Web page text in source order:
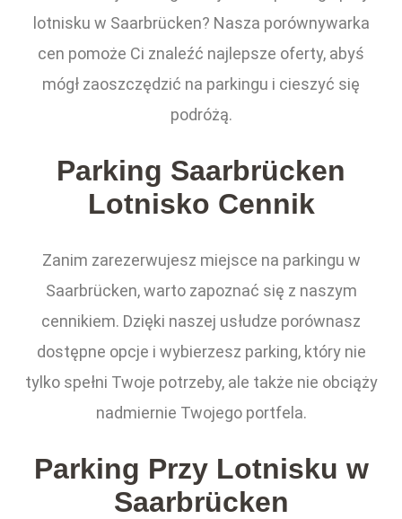
lotnisku w Saarbrücken? Nasza porównywarka
cen pomoże Ci znaleźć najlepsze oferty, abyś
mógł zaoszczędzić na parkingu i cieszyć się
podróżą.
Parking Saarbrücken
Lotnisko Cennik
Zanim zarezerwujesz miejsce na parkingu w
Saarbrücken, warto zapoznać się z naszym
cennikiem. Dzięki naszej usłudze porównasz
dostępne opcje i wybierzesz parking, który nie
tylko spełni Twoje potrzeby, ale także nie obciąży
nadmiernie Twojego portfela.
Parking Przy Lotnisku w
Saarbrücken